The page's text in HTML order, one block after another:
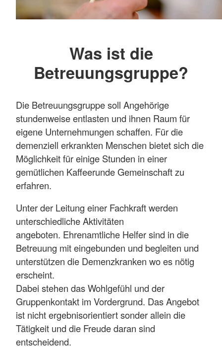
Was ist die
Betreuungsgruppe?
Die Betreuungsgruppe soll Angehörige
stundenweise entlasten und ihnen Raum für
eigene Unternehmungen schaffen. Für die
demenziell erkrankten Menschen bietet sich die
Möglichkeit für einige Stunden in einer
gemütlichen Kaffeerunde Gemeinschaft zu
erfahren.
Unter der Leitung einer Fachkraft werden
unterschiedliche Aktivitäten
angeboten. Ehrenamtliche Helfer sind in die
Betreuung mit eingebunden und begleiten und
unterstützen die Demenzkranken wo es nötig
erscheint.
Dabei stehen das Wohlgefühl und der
Gruppenkontakt im Vordergrund. Das Angebot
ist nicht ergebnisorientiert sonder allein die
Tätigkeit und die Freude daran sind
entscheidend.